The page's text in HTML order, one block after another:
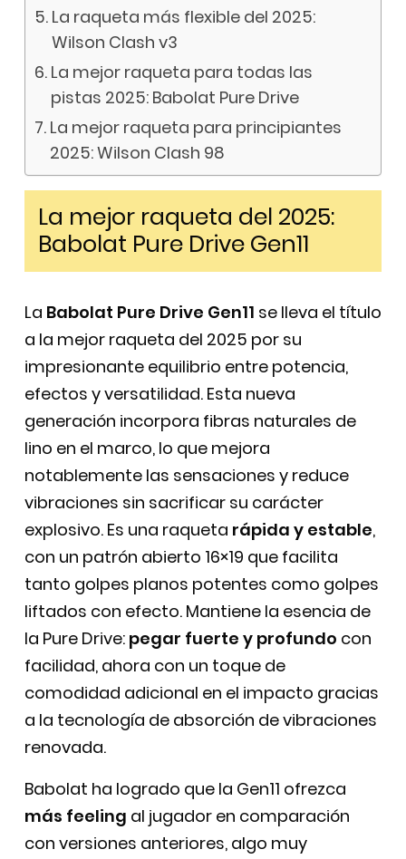
La raqueta más flexible del 2025:
Wilson Clash v3
La mejor raqueta para todas las
pistas 2025: Babolat Pure Drive
La mejor raqueta para principiantes
2025: Wilson Clash 98
La mejor raqueta del 2025:
Babolat Pure Drive Gen11
La Babolat Pure Drive Gen11 se lleva el título
a la mejor raqueta del 2025 por su
impresionante equilibrio entre potencia,
efectos y versatilidad. Esta nueva
generación incorpora fibras naturales de
lino en el marco, lo que mejora
notablemente las sensaciones y reduce
vibraciones sin sacrificar su carácter
explosivo. Es una raqueta rápida y estable,
con un patrón abierto 16×19 que facilita
tanto golpes planos potentes como golpes
liftados con efecto. Mantiene la esencia de
la Pure Drive: pegar fuerte y profundo con
facilidad, ahora con un toque de
comodidad adicional en el impacto gracias
a la tecnología de absorción de vibraciones
renovada.
Babolat ha logrado que la Gen11 ofrezca
más feeling al jugador en comparación
con versiones anteriores, algo muy